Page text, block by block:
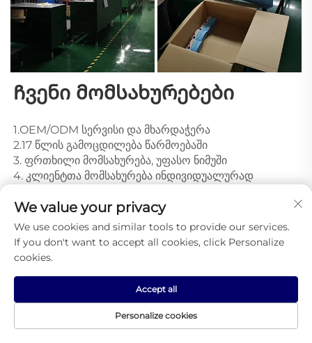
Ჩვენი მომსახურებები
1.OEM/ODM სერვისი და მხარდაჭერა
2.17 წლის გამოცდილება წარმოებაში
3. ფრთხილი მომსახურება, უფასო ნიმუში
4. კლიენტთა მომსახურება ინდივიდუალურად
6. მონაწილეობა Global Sources Electronice-ში,
რათა შეხვიდეთ კლიენტებს პირი პირზე.
Რეკომენდებული
პროდუქტები
We value your privacy
We use cookies and similar tools to provide our services.
If you don't want to accept all cookies, click Personalize
cookies.
Personalize cookies
Accept all